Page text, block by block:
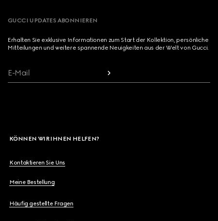
GUCCI UPDATES ABONNIEREN
Erhalten Sie exklusive Informationen zum Start der Kollektion, persönliche
Mitteilungen und weitere spannende Neuigkeiten aus der Welt von Gucci.
E-Mail
KÖNNEN WIR IHNEN HELFEN?
Kontaktieren Sie Uns
Meine Bestellung
Häufig gestellte Fragen